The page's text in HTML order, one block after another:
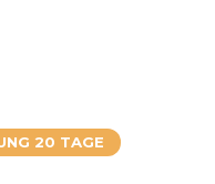
20 TAGE